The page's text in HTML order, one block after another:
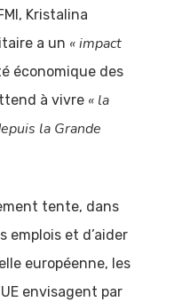
Kristalina
a un « impact
économique des
à vivre « la
la Grande
tente, dans
emplois et d’aider
européenne, les
envisagent par